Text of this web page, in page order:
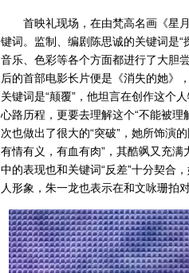
首映礼现场，在由梵高名画《星
键词。监制、编剧陈思诚的关键词是“
音乐、色彩等各个方面都进行了大胆
后的首部电影长片便是《消失的她》
关键词是“颠覆”，他坦言在创作这个
心路历程，更要去理解这个“不能被
次也做出了很大的“突破”，她所饰演
有情有义，有血有肉”，其酷飒又充
中的表现也和关键词“反差”十分契合
人形象，朱一龙也表示在和文咏珊拍